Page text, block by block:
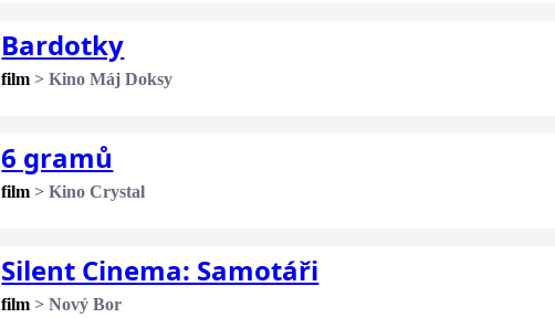
Bardotky
film >Kino Máj Doksy
6 gramů
film >Kino Crystal
Silent Cinema: Samotáři
film >Nový Bor